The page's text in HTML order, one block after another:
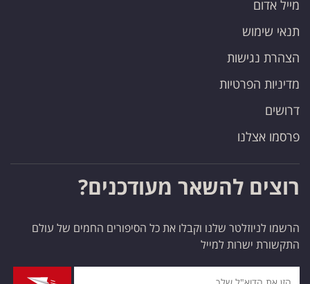
מייל אדום
תנאי שימוש
הצהרת נגישות
מדיניות הפרטיות
דרושים
פרסמו אצלנו
רוצים להשאר מעודכנים?
הרשמו לניוזלטר שלנו וקבלו את כל הסיפורים החמים של עולם
התקשורת ישרות למייל